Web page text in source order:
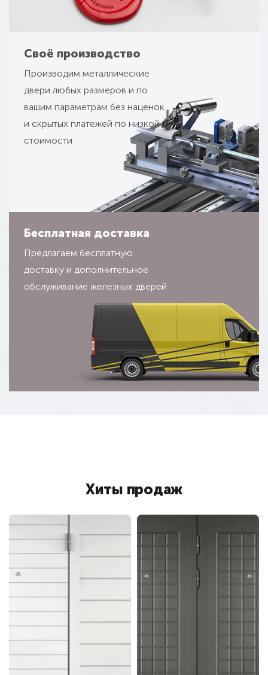
Своё производство
Производим металлические
двери любых размеров и по
вашим параметрам без наценок
и скрытых платежей по низкой
стоимости
Бесплатная доставка
Предлагаем бесплатную
доставку и дополнительное
обслуживание железных дверей
Хиты продаж